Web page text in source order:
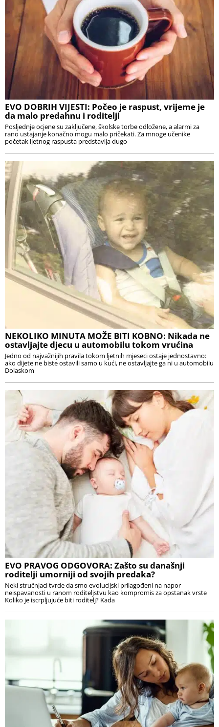
EVO DOBRIH VIJESTI: Počeo je raspust, vrijeme je
da malo predahnu i roditelji
Posljednje ocjene su zaključene, školske torbe odložene, a alarmi za
rano ustajanje konačno mogu malo pričekati. Za mnoge učenike
početak ljetnog raspusta predstavlja dugo
NEKOLIKO MINUTA MOŽE BITI KOBNO: Nikada ne
ostavljajte djecu u automobilu tokom vrućina
Jedno od najvažnijih pravila tokom ljetnih mjeseci ostaje jednostavno:
ako dijete ne biste ostavili samo u kući, ne ostavljajte ga ni u automobilu
Dolaskom
EVO PRAVOG ODGOVORA: Zašto su današnji
roditelji umorniji od svojih predaka?
Neki stručnjaci tvrde da smo evolucijski prilagođeni na napor
neispavanosti u ranom roditeljstvu kao kompromis za opstanak vrste
Koliko je iscrpljujuće biti roditelj? Kada